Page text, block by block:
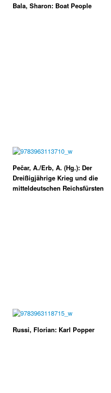
Bala, Sharon: Boat People
Pečar, A./Erb, A. (Hg.): Der
Dreißigjährige Krieg und die
mitteldeutschen Reichsfürsten
Russi, Florian: Karl Popper